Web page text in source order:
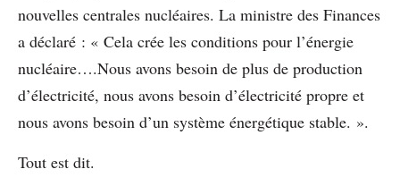
nouvelles centrales nucléaires. La ministre des Finances
a déclaré : « Cela crée les conditions pour l’énergie
nucléaire….Nous avons besoin de plus de production
d’électricité, nous avons besoin d’électricité propre et
nous avons besoin d’un système énergétique stable. ».
Tout est dit.